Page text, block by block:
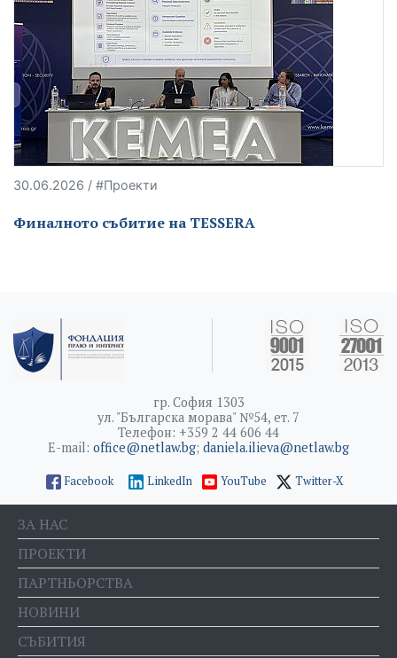
30.06.2026 / #Проекти
Финалното събитие на TESSERA
гр. София 1303
ул. "Българска морава" №54, ет. 7
Телефон: +359 2 44 606 44
E-mail: office@netlaw.bg; daniela.ilieva@netlaw.bg
Facebook LinkedIn YouTube Twitter-X
ЗА НАС
ПРОЕКТИ
ПАРТНЬОРСТВА
НОВИНИ
СЪБИТИЯ